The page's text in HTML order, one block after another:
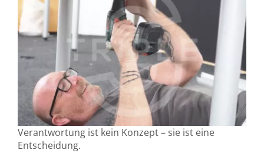
Verantwortung ist kein Konzept – sie ist eine
Entscheidung.